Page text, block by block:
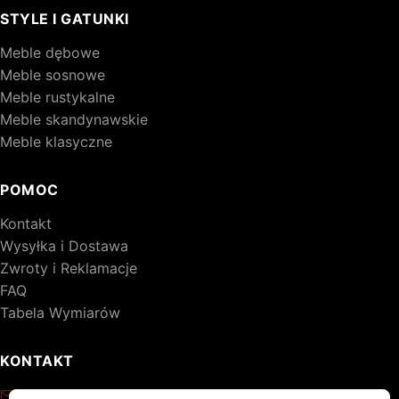
STYLE I GATUNKI
Meble dębowe
Meble sosnowe
Meble rustykalne
Meble skandynawskie
Meble klasyczne
POMOC
Kontakt
Wysyłka i Dostawa
Zwroty i Reklamacje
FAQ
Tabela Wymiarów
KONTAKT
kontakt@drewniane-meble.pl